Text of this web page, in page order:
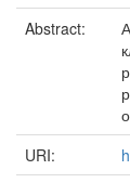
Abstract:
URI: